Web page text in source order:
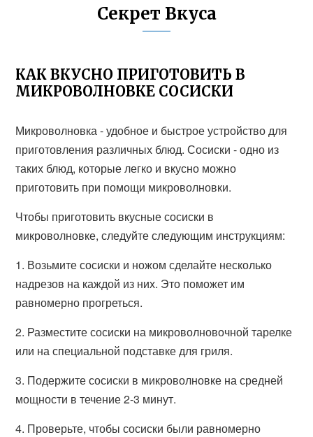
Секрет Вкуса
КАК ВКУСНО ПРИГОТОВИТЬ В
МИКРОВОЛНОВКЕ СОСИСКИ
Микроволновка - удобное и быстрое устройство для
приготовления различных блюд. Сосиски - одно из
таких блюд, которые легко и вкусно можно
приготовить при помощи микроволновки.
Чтобы приготовить вкусные сосиски в
микроволновке, следуйте следующим инструкциям:
1. Возьмите сосиски и ножом сделайте несколько
надрезов на каждой из них. Это поможет им
равномерно прогреться.
2. Разместите сосиски на микроволновочной тарелке
или на специальной подставке для гриля.
3. Подержите сосиски в микроволновке на средней
мощности в течение 2-3 минут.
4. Проверьте, чтобы сосиски были равномерно